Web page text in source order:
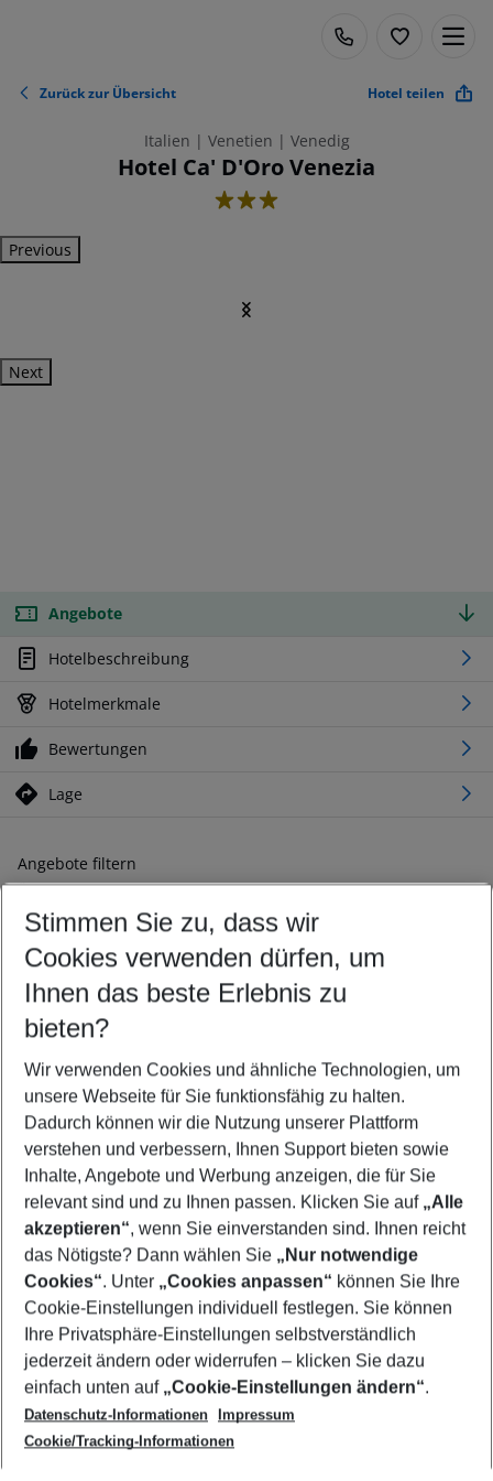
Zurück zur Übersicht Hotel teilen
Italien | Venetien | Venedig
Hotel Ca' D'Oro Venezia
3
Previous
Next
Angebote
Hotelbeschreibung
Hotelmerkmale
Bewertungen
Lage
Angebote filtern
Ändern Sie Ihre Kriterien nach Ihren Wünschen
Abflughafen wählen
Beliebiger Abflughafen
Reisezeitraum wählen
09.08.26– 07.08.27 5-8 Nächte
2 Erwachsene Keine Kinder
Mehr Filter anzeigen
Footer
Footer navigation
Über uns
AGB
Cookie-Einstellungen ändern
Cookie-Richtlinie
Datenschutz
Service & Hilfe
Barrierefreies Reisen
Check-in
Folgen Sie uns
Stimmen Sie zu, dass wir
Cookies verwenden dürfen, um
Ihnen das beste Erlebnis zu
bieten?
Wir verwenden Cookies und ähnliche Technologien, um
unsere Webseite für Sie funktionsfähig zu halten.
Dadurch können wir die Nutzung unserer Plattform
verstehen und verbessern, Ihnen Support bieten sowie
Inhalte, Angebote und Werbung anzeigen, die für Sie
relevant sind und zu Ihnen passen. Klicken Sie auf „Alle
akzeptieren“, wenn Sie einverstanden sind. Ihnen reicht
das Nötigste? Dann wählen Sie „Nur notwendige
Cookies“. Unter „Cookies anpassen“ können Sie Ihre
Cookie-Einstellungen individuell festlegen. Sie können
Ihre Privatsphäre-Einstellungen selbstverständlich
jederzeit ändern oder widerrufen – klicken Sie dazu
einfach unten auf „Cookie-Einstellungen ändern“.
Datenschutz-Informationen
Impressum
Cookie/Tracking-Informationen